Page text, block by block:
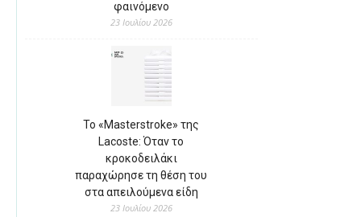
φαινόμενο
23 Ιουλίου 2026
Το «Masterstroke» της
Lacoste: Όταν το
κροκοδειλάκι
παραχώρησε τη θέση του
στα απειλούμενα είδη
23 Ιουλίου 2026